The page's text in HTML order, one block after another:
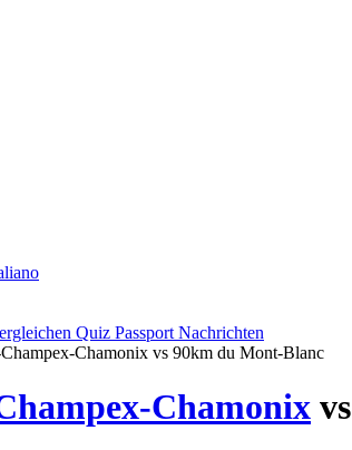
Quiz Passport Nachrichten
Chamonix vs 90km du Mont-Blanc
Chamonix vs